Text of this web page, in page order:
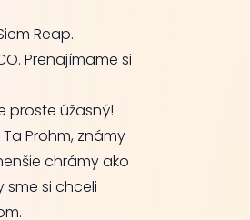
Reap.
Prenajímame si
proste úžasný!
Prohm, známy
chrámy ako
si chceli